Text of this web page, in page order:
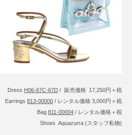
Dress H06-67C-67D / 販売価格 17,250円＋税
Earrings 813-00000 / レンタル価格 3,000円＋税
Bag 811-00004 / レンタル価格＋税
Shoes Aquazurra (スタッフ私物)